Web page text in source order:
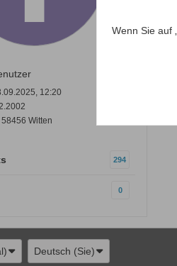
12:20
Witten
294
0
Deutsch (Sie)
Wenn Sie auf